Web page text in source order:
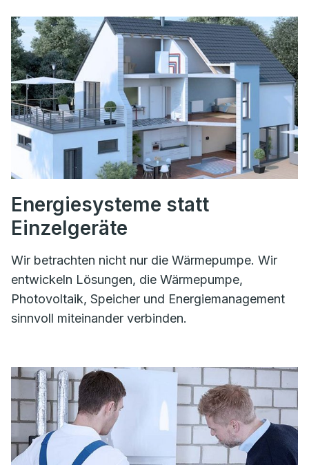
Energiesysteme statt
Einzelgeräte
Wir betrachten nicht nur die Wärmepumpe. Wir
entwickeln Lösungen, die Wärmepumpe,
Photovoltaik, Speicher und Energiemanagement
sinnvoll miteinander verbinden.